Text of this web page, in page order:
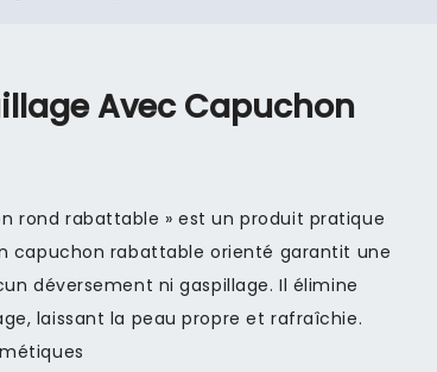
Avec Capuchon
rond rabattable » est un produit pratique
capuchon rabattable orienté garantit une
déversement ni gaspillage. Il élimine
laissant la peau propre et rafraîchie.